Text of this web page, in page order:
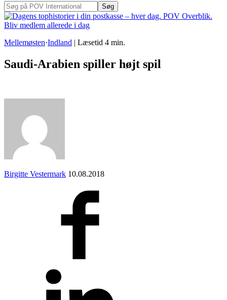
Søg
på
POV
Mellemøsten·Indland Læsetid 4 min.
Saudi-Arabien spiller højt spil
Birgitte Vestermark 10.08.2018